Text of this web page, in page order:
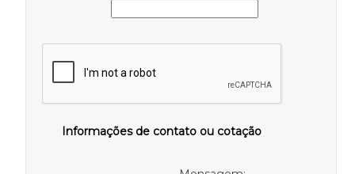
Informações de contato ou cotação